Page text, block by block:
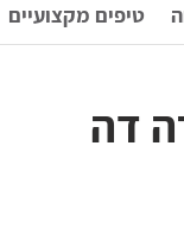
טיפים מקצועיים
דה